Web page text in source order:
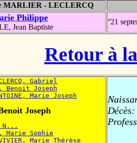
MARLIER - LECLERCQ
Philippe
Jean Baptiste
°21
Retour à
Gabriel
Benoit Joseph
Marie Joseph
Joseph
Marie Sophie
Marie Thérèse
Décès: